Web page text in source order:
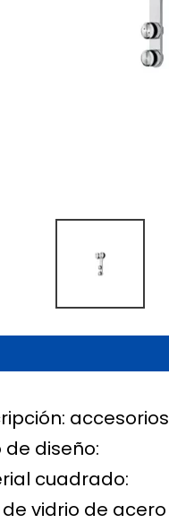
de diseño:
cuadrado:
de vidrio de